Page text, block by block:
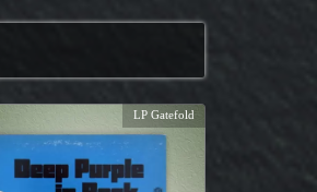
LP Gatefold